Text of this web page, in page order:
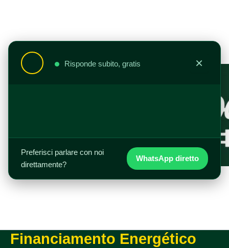
Risponde subito, gratis ×
Preferisci parlare con noi
direttamente?
WhatsApp diretto
Financiamento Energético